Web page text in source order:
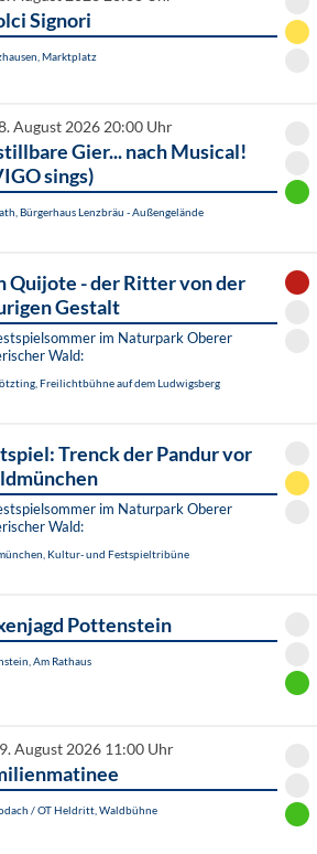
Signori
Marktplatz
August 2026 20:00 Uhr
Gier... nach Musical!
sings)
Bürgerhaus Lenzbräu - Außengelände
Quijote - der Ritter von der
Gestalt
im Naturpark Oberer
Wald:
Freilichtbühne auf dem Ludwigsberg
Trenck der Pandur vor
im Naturpark Oberer
Wald:
Kultur- und Festspieltribüne
Pottenstein
Am Rathaus
August 2026 11:00 Uhr
/ OT Heldritt, Waldbühne